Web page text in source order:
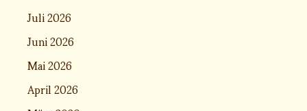
Juli 2026
Juni 2026
Mai 2026
April 2026